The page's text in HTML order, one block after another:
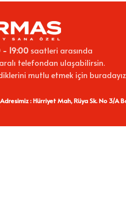
19:00 saatleri arasında
telefondan ulaşabilirsin.
mutlu etmek için
Adresimiz : Hürriyet Mah, Rüya Sk. No 3/A